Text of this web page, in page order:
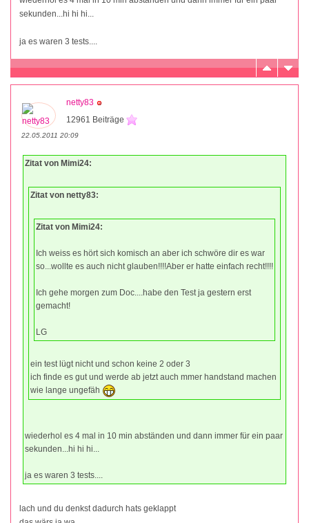
sekunden...hi hi hi...
ja es waren 3 tests....
netty83
12961 Beiträge
22.05.2011 20:09
Zitat von Mimi24:
Zitat von netty83:
Zitat von Mimi24:
Ich weiss es hört sich komisch an aber ich schwöre dir es war
so...wollte es auch nicht glauben!!!!Aber er hatte einfach recht!!!!
Ich gehe morgen zum Doc....habe den Test ja gestern erst
gemacht!
LG
ein test lügt nicht und schon keine 2 oder 3
ich finde es gut und werde ab jetzt auch mmer handstand machen
wie lange ungefäh
wiederhol es 4 mal in 10 min abständen und dann immer für ein paar
sekunden...hi hi hi...
ja es waren 3 tests....
lach und du denkst dadurch hats geklappt